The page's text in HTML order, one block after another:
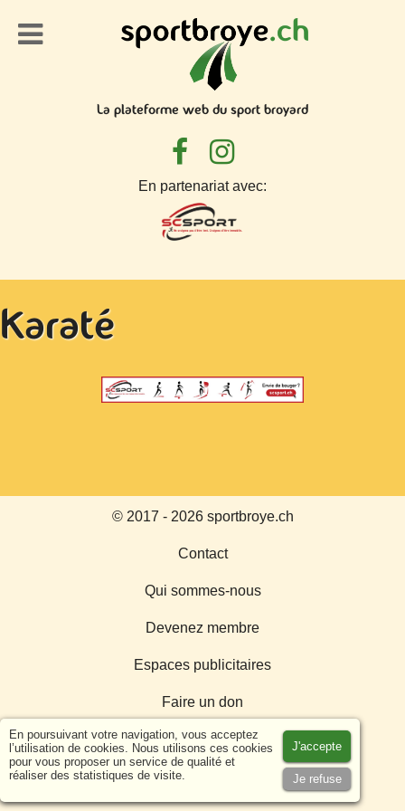
La plateforme web du sport broyard
En partenariat avec:
Karaté
© 2017 - 2026 sportbroye.ch
Contact
Qui sommes-nous
Devenez membre
Espaces publicitaires
Faire un don
Nuit du sport Broyard
webdesign:
En poursuivant votre navigation, vous acceptez
l’utilisation de cookies. Nous utilisons ces cookies
pour vous proposer un service de qualité et
réaliser des statistiques de visite.
J'accepte
Je refuse